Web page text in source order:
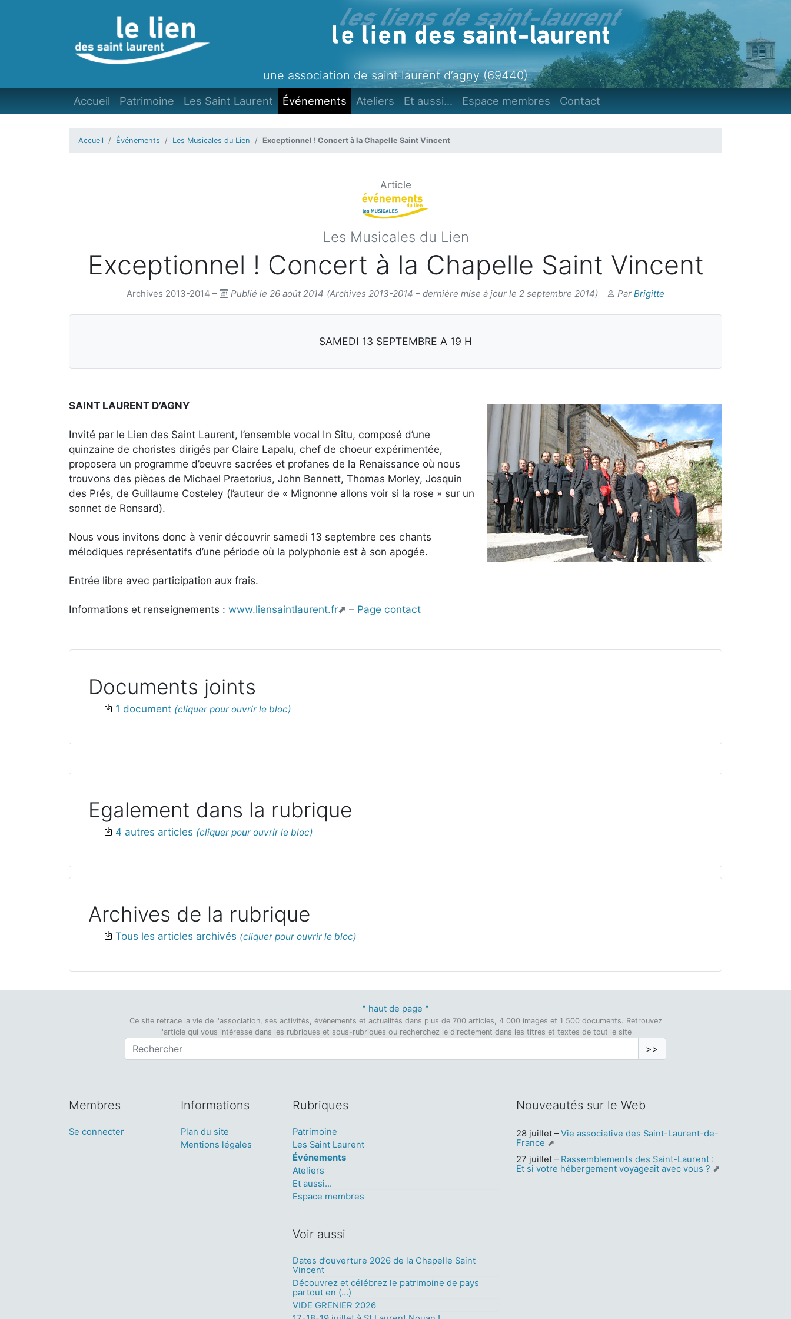
une association de saint laurent d’agny (69440)
Accueil Patrimoine Les Saint Laurent Événements Ateliers Et aussi... Espace membres Contact
Accueil Événements Les Musicales du Lien Exceptionnel ! Concert à la Chapelle Saint Vincent
Article
Les Musicales du Lien
Exceptionnel ! Concert à la Chapelle Saint Vincent
Archives 2013-2014 – Publié le 26 août 2014 (Archives 2013-2014 – dernière mise à jour le 2 septembre 2014) ParBrigitte
SAMEDI 13 SEPTEMBRE A 19 H
SAINT LAURENT D’AGNY
Invité par le Lien des Saint Laurent, l’ensemble vocal In Situ, composé d’une
quinzaine de choristes dirigés par Claire Lapalu, chef de choeur expérimentée,
proposera un programme d’oeuvre sacrées et profanes de la Renaissance où nous
trouvons des pièces de Michael Praetorius, John Bennett, Thomas Morley, Josquin
des Prés, de Guillaume Costeley (l’auteur de « Mignonne allons voir si la rose » sur un
sonnet de Ronsard).
Nous vous invitons donc à venir découvrir samedi 13 septembre ces chants
mélodiques représentatifs d’une période où la polyphonie est à son apogée.
Entrée libre avec participation aux frais.
Informations et renseignements : www.liensaintlaurent.fr – Page contact
Documents joints
1 document
Egalement dans la rubrique
4 autres articles
Archives de la rubrique
Tous les articles archivés
^ haut de page ^
Ce site retrace la vie de l'association, ses activités, événements et actualités dans plus de 700 articles, 4 000 images et 1 500 documents. Retrouvez
l'article qui vous intéresse dans les rubriques et sous-rubriques ou recherchez le directement dans les titres et textes de tout le site
>>
Membres
Se connecter
Informations
Plan du site
Mentions légales
Rubriques
Patrimoine
Les Saint Laurent
Événements
Ateliers
Et aussi...
Espace membres
Voir aussi
Dates d’ouverture 2026 de la Chapelle Saint
Vincent
Découvrez et célébrez le patrimoine de pays
partout en (…)
VIDE GRENIER 2026
Nouveautés sur le Web
28 juillet –Vie associative des Saint-Laurent-de-
France
27 juillet – Rassemblements des Saint-Laurent :
Et si votre hébergement voyageait avec vous ?